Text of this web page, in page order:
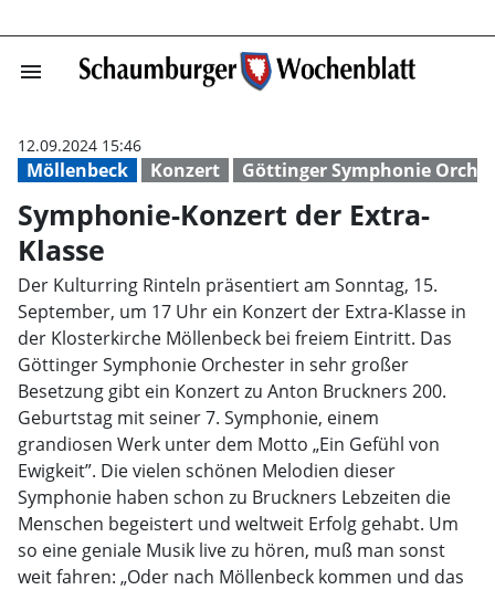
menu Symphonie-
Möllenbeck Konzert Göttinger Symphonie
12.09.2024 15:46
Symphonie-Konzert der Extra-
Klasse
Der Kulturring Rinteln präsentiert am Sonntag, 15.
September, um 17 Uhr ein Konzert der Extra-Klasse in
der Klosterkirche Möllenbeck bei freiem Eintritt. Das
Göttinger Symphonie Orchester in sehr großer
Besetzung gibt ein Konzert zu Anton Bruckners 200.
Geburtstag mit seiner 7. Symphonie, einem
grandiosen Werk unter dem Motto „Ein Gefühl von
Ewigkeit”. Die vielen schönen Melodien dieser
Symphonie haben schon zu Bruckners Lebzeiten die
Menschen begeistert und weltweit Erfolg gehabt. Um
so eine geniale Musik live zu hören, muß man sonst
weit fahren: „Oder nach Möllenbeck kommen und das